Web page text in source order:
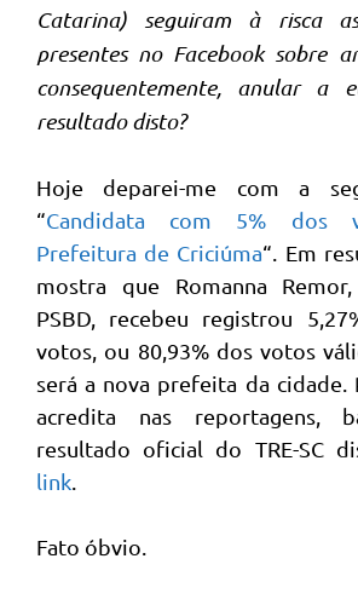
Catarina) seguiram à risca as
presentes no Facebook sobre
consequentemente, anular a
resultado disto?
Hoje deparei-me com a
“Candidata com 5% dos
Prefeitura de Criciúma“. Em
mostra que Romanna
PSBD, recebeu registrou
votos, ou 80,93% dos votos
será a nova prefeita da cidade.
acredita nas reportagens,
resultado oficial do TRE-SC
link
Fato óbvio.